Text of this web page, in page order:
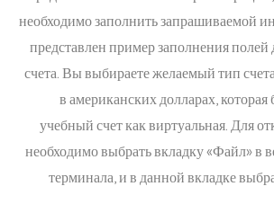
необходимо заполнить запрашиваемой
представлен пример заполнения полей
счета. Вы выбираете желаемый тип
в американских долларах, которая
учебный счет как виртуальная. Для
необходимо выбрать вкладку «Файл» в
терминала, и в данной вкладке